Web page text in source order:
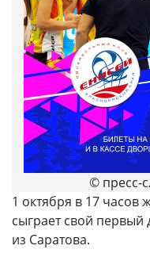
© пресс-
1 октября в 17 часов
сыграет свой
из Саратова.